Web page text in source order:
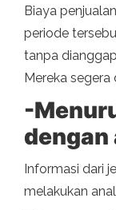
Biaya
periode
tanpa
Mereka segera
-
Informasi dari
melakukan